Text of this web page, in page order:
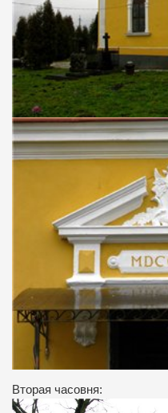
Вторая часовня: